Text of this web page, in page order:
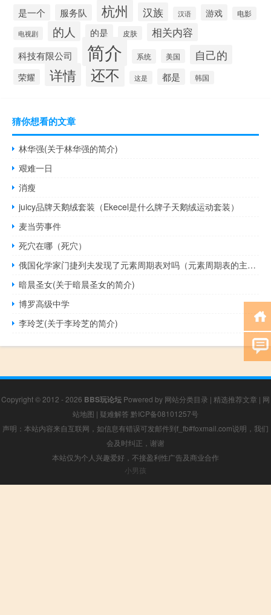
是一个 服务队 杭州 汉族 汉语 游戏 电影
电视剧 的人 的是 皮肤 相关内容
科技有限公司 简介 系统 美国 自己的
荣耀 详情 还不 这是 都是 韩国
猜你想看的文章
林华强(关于林华强的简介)
艰难一日
消瘦
juicy品牌天鹅绒套装（Ekecel是什么牌子天鹅绒运动套装）
麦当劳事件
死穴在哪（死穴）
俄国化学家门捷列夫发现了元素周期表对吗（元素周期表的主要发现者是谁俄国著名的化学家门捷列夫）
暗晨圣女(关于暗晨圣女的简介)
博罗高级中学
李玲芝(关于李玲芝的简介)
Copyright © 2012 - 2026 BBS玩论坛 Powered by 网站分类目录 | 精选推荐文章 | 网
站地图 | 疑难解答 黔ICP备08101257号
声明：本站内容来自互联网，如信息有错误可发邮件到f_fb#foxmail.com说明，我们
会及时纠正，谢谢
本站仅为个人兴趣爱好，不接盈利性广告及商业合作
小男孩